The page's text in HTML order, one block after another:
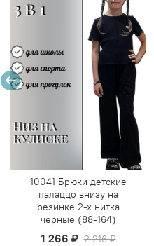
10041 Брюки детские
палаццо внизу на
резинке 2-х нитка
черные (88-164)
1 266 ₽ 2 216 ₽